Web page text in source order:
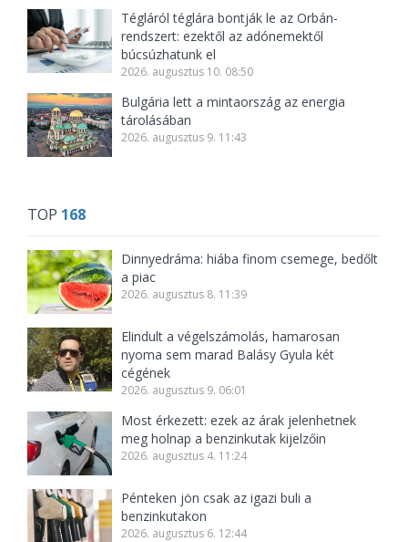
Tégláról téglára bontják le az Orbán-
rendszert: ezektől az adónemektől
búcsúzhatunk el
2026. augusztus 10. 08:50
Bulgária lett a mintaország az energia
tárolásában
2026. augusztus 9. 11:43
TOP 168
Dinnyedráma: hiába finom csemege, bedőlt
a piac
2026. augusztus 8. 11:39
Elindult a végelszámolás, hamarosan
nyoma sem marad Balásy Gyula két
cégének
2026. augusztus 9. 06:01
Most érkezett: ezek az árak jelenhetnek
meg holnap a benzinkutak kijelzőin
2026. augusztus 4. 11:24
Pénteken jön csak az igazi buli a
benzinkutakon
2026. augusztus 6. 12:44